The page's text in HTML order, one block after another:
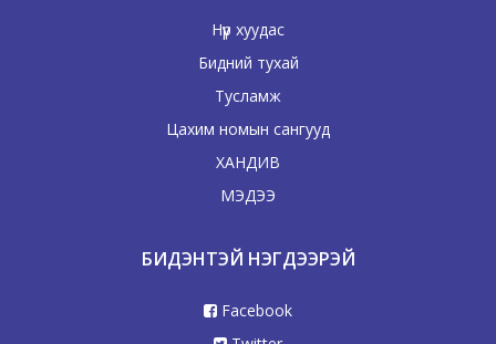
Нүүр хуудас
Бидний тухай
Тусламж
Цахим номын сангууд
ХАНДИВ
МЭДЭЭ
БИДЭНТЭЙ НЭГДЭЭРЭЙ
Facebook